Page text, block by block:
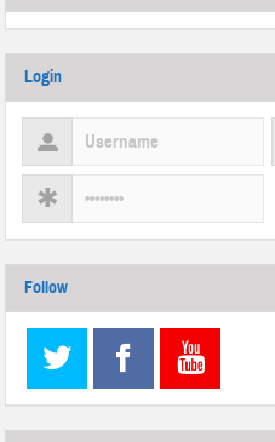
Login
Follow